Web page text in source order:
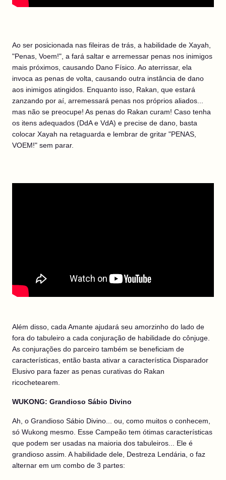
Ao ser posicionada nas fileiras de trás, a habilidade de Xayah,
"Penas, Voem!", a fará saltar e arremessar penas nos inimigos
mais próximos, causando Dano Físico. Ao aterrissar, ela
invoca as penas de volta, causando outra instância de dano
aos inimigos atingidos. Enquanto isso, Rakan, que estará
zanzando por aí, arremessará penas nos próprios aliados...
mas não se preocupe! As penas do Rakan curam! Caso tenha
os itens adequados (DdA e VdA) e precise de dano, basta
colocar Xayah na retaguarda e lembrar de gritar "PENAS,
VOEM!" sem parar.
Além disso, cada Amante ajudará seu amorzinho do lado de
fora do tabuleiro a cada conjuração de habilidade do cônjuge.
As conjurações do parceiro também se beneficiam de
características, então basta ativar a característica Disparador
Elusivo para fazer as penas curativas do Rakan
ricochetearem.
WUKONG: Grandioso Sábio Divino
Ah, o Grandioso Sábio Divino... ou, como muitos o conhecem,
só Wukong mesmo. Esse Campeão tem ótimas características
que podem ser usadas na maioria dos tabuleiros... Ele é
grandioso assim. A habilidade dele, Destreza Lendária, o faz
alternar em um combo de 3 partes: